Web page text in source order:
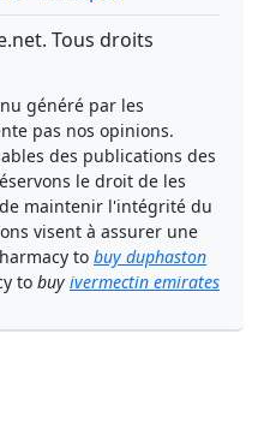
Tous droits
généré par les
pas nos opinions.
des publications des
le droit de les
maintenir l'intégrité du
visent à assurer une
to buy duphaston
to buy ivermectin emirates